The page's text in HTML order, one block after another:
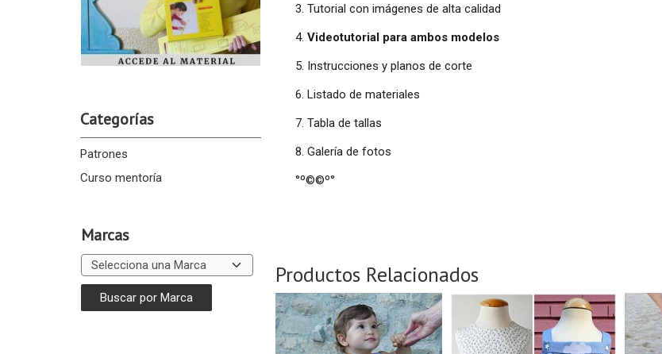
Categorías
Patrones
Curso mentoría
Marcas
3. Tutorial con imágenes de alta calidad
4.Videotutorial para ambos modelos
5. Instrucciones y planos de corte
6. Listado de materiales
7. Tabla de tallas
8. Galería de fotos
°º©©º°
Productos Relacionados